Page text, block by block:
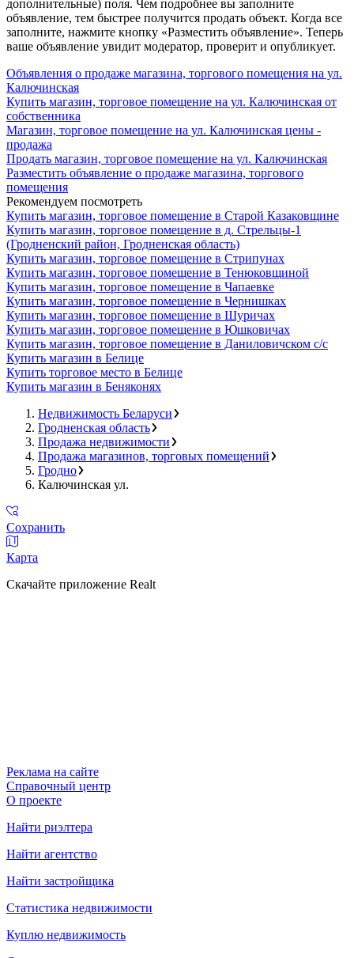
дополнительные) поля. Чем подробнее вы заполните
объявление, тем быстрее получится продать объект. Когда все
заполните, нажмите кнопку «Разместить объявление». Теперь
ваше объявление увидит модератор, проверит и опубликует.
Объявления о продаже магазина, торгового помещения на ул.
Калючинская
Купить магазин, торговое помещение на ул. Калючинская от
собственника
Магазин, торговое помещение на ул. Калючинская цены -
продажа
Продать магазин, торговое помещение на ул. Калючинская
Разместить объявление о продаже магазина, торгового
помещения
Рекомендуем посмотреть
Купить магазин, торговое помещение в Старой Казаковщине
Купить магазин, торговое помещение в д. Стрельцы-1
(Гродненский район, Гродненская область)
Купить магазин, торговое помещение в Стрипунах
Купить магазин, торговое помещение в Тенюковщиной
Купить магазин, торговое помещение в Чапаевке
Купить магазин, торговое помещение в Чернишках
Купить магазин, торговое помещение в Шуричах
Купить магазин, торговое помещение в Юшковичах
Купить магазин, торговое помещение в Даниловичском с/с
Купить магазин в Белице
Купить торговое место в Белице
Купить магазин в Беняконях
Недвижимость Беларуси
Гродненская область
Продажа недвижимости
Продажа магазинов, торговых помещений
Гродно
Калючинская ул.
Сохранить
Карта
Скачайте приложение Realt
Реклама на сайте
Справочный центр
О проекте
Найти риэлтера
Найти агентство
Найти застройщика
Статистика недвижимости
Куплю недвижимость